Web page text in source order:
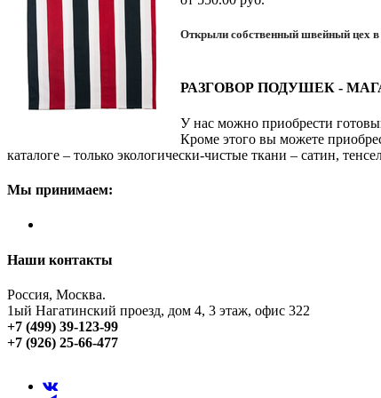
Открыли собственный швейный цех в
РАЗГОВОР ПОДУШЕК -
У нас можно приобрести
Кроме этого вы можете
каталоге – только экологически-чистые ткани – сатин,
Мы принимаем:
Наши контакты
Россия, Москва.
1ый Нагатинский проезд, дом 4, 3 этаж, офис 322
+7 (499) 39-123-99
+7 (926) 25-66-477